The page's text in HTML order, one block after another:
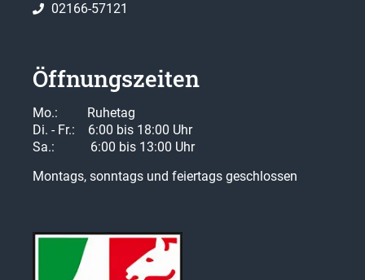
02166-57121
Öffnungszeiten
Mo.: Ruhetag
Di. - Fr.: 6:00 bis 18:00 Uhr
Sa.: 6:00 bis 13:00 Uhr
Montags, sonntags und feiertags geschlossen